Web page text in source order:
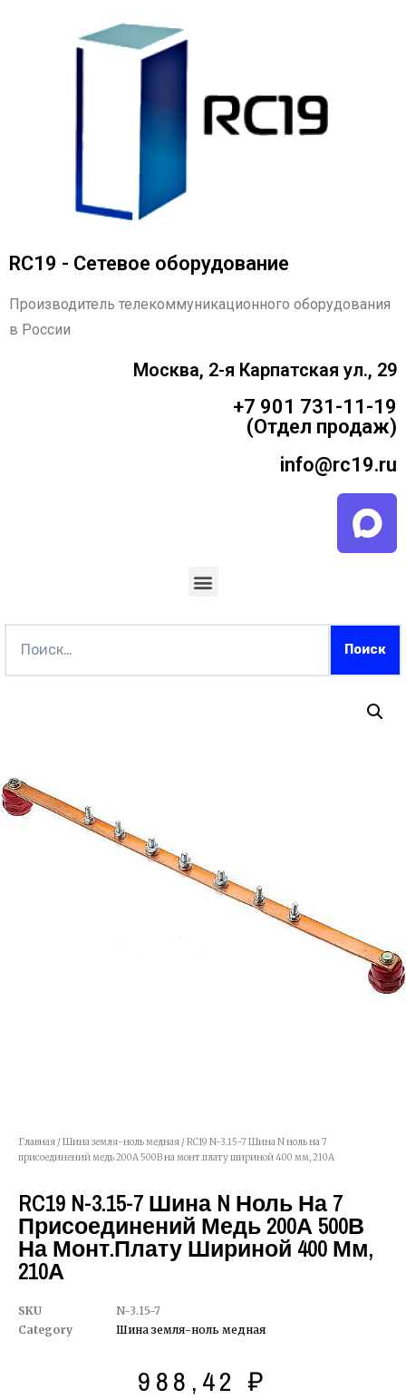
RC19 - Сетевое оборудование
Производитель телекоммуникационного оборудования
в России
Москва, 2-я Карпатская ул., 29
+7 901 731-11-19
(Отдел продаж)
info@rc19.ru
Главная /Шина земля-ноль медная / RC19 N-3.15-7 Шина N ноль на 7
присоединений медь 200А 500В на монт.плату шириной 400 мм, 210А
RC19 N-3.15-7 Шина N Ноль На 7
Присоединений Медь 200А 500В
На Монт.плату Шириной 400 Мм,
210А
SKU
N-3.15-7
Category
Шина земля-ноль медная
988,42₽